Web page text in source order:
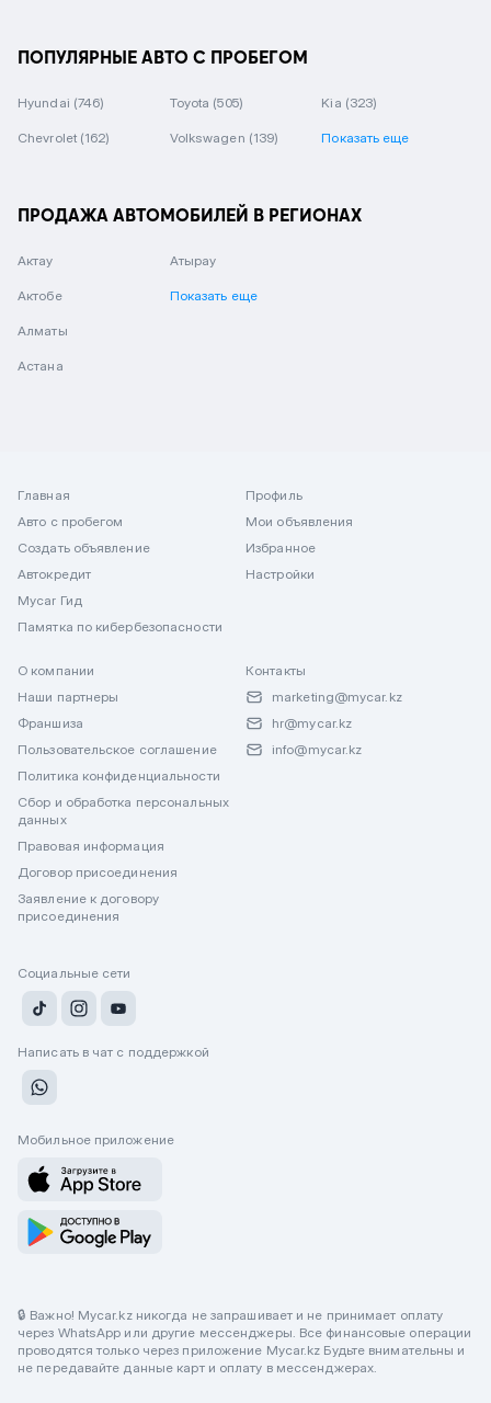
ПОПУЛЯРНЫЕ АВТО С ПРОБЕГОМ
Hyundai (746) Toyota (505) Kia (323)
Chevrolet (162) Volkswagen (139) Показать еще
ПРОДАЖА АВТОМОБИЛЕЙ В РЕГИОНАХ
Актау
Актобе
Алматы
Астана
Атырау
Показать еще
Главная
Авто с пробегом
Создать объявление
Автокредит
Mycar Гид
Памятка по кибербезопасности
Профиль
Мои объявления
Избранное
Настройки
О компании
Наши партнеры
Франшиза
Пользовательское соглашение
Политика конфиденциальности
Сбор и обработка персональных
данных
Правовая информация
Договор присоединения
Заявление к договору
присоединения
Контакты
marketing@mycar.kz
hr@mycar.kz
info@mycar.kz
Социальные сети
Написать в чат с поддержкой
Мобильное приложение
🔒 Важно! Mycar.kz никогда не запрашивает и не принимает оплату
через WhatsApp или другие мессенджеры. Все финансовые операции
проводятся только через приложение Mycar.kz Будьте внимательны и
не передавайте данные карт и оплату в мессенджерах.